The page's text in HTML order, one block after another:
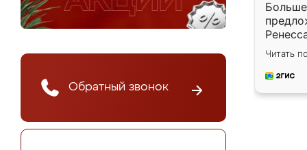
Обратный звонок
сроки
Читать